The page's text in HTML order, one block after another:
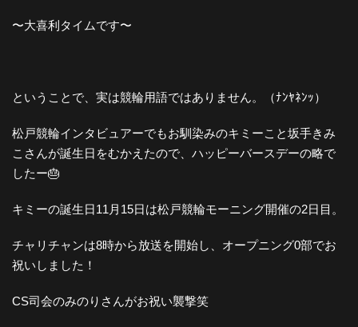
〜大喜利タイムです〜
ということで、実は競輪用語ではありません。（ﾅﾝﾔﾈﾝｯ）
松戸競輪インタビュアーでもお馴染みのキミーこと坂手きみ
こさんが誕生日をむかえたので、ハッピーバースデーの略で
したー🎂
キミーの誕生日11月15日は松戸競輪モーニング開催の2日目。
チャリチャンは8時から放送を開始し、オープニング0部でお
祝いしました！
CS司会のみのりさんがお祝い襲撃笑